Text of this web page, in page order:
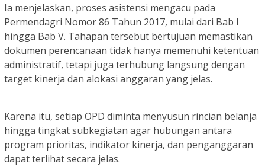
Ia menjelaskan, proses asistensi mengacu pada
Permendagri Nomor 86 Tahun 2017, mulai dari Bab I
hingga Bab V. Tahapan tersebut bertujuan memastikan
dokumen perencanaan tidak hanya memenuhi ketentuan
administratif, tetapi juga terhubung langsung dengan
target kinerja dan alokasi anggaran yang jelas.
Karena itu, setiap OPD diminta menyusun rincian belanja
hingga tingkat subkegiatan agar hubungan antara
program prioritas, indikator kinerja, dan penganggaran
dapat terlihat secara jelas.